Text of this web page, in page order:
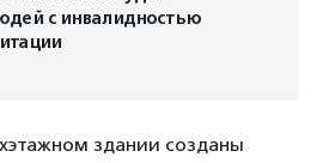
с инвалидностью
здании созданы